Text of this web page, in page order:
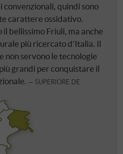
convenzionali, quindi sono
carattere ossidativo.
il bellissimo Friuli, ma anche
più ricercato d'Italia. Il
non servono le tecnologie
grandi per conquistare il
SUPERIORE.DE